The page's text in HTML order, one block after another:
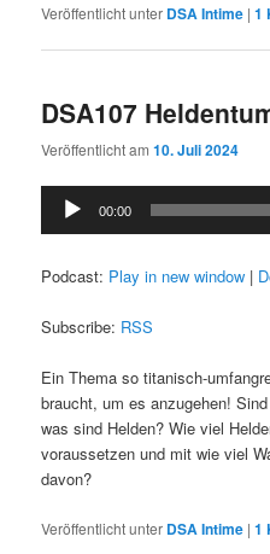
Veröffentlicht unter DSA Intime |1
DSA107
Veröffentlicht am10. Juli 2024
Audio-
Player
00:00
Podcast: Play in new window |
Subscribe: RSS
Ein Thema so titanisch-
braucht, um es anzugehen!
was sind Helden? Wie viel
voraussetzen und mit wie viel
davon?
Veröffentlicht unter DSA Intime |1